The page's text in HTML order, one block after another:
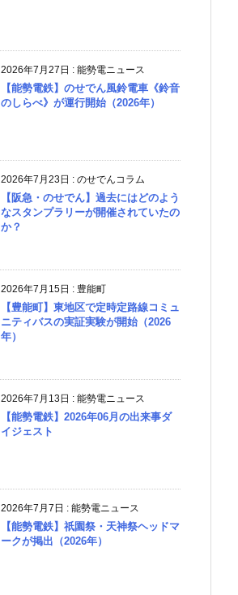
2026年7月27日 : 能勢電ニュース
【能勢電鉄】のせでん風鈴電車《鈴音
のしらべ》が運行開始（2026年）
2026年7月23日 : のせでんコラム
【阪急・のせでん】過去にはどのよう
なスタンプラリーが開催されていたの
か？
2026年7月15日 : 豊能町
【豊能町】東地区で定時定路線コミュ
ニティバスの実証実験が開始（2026
年）
2026年7月13日 : 能勢電ニュース
【能勢電鉄】2026年06月の出来事ダ
イジェスト
2026年7月7日 : 能勢電ニュース
【能勢電鉄】祇園祭・天神祭ヘッドマ
ークが掲出（2026年）